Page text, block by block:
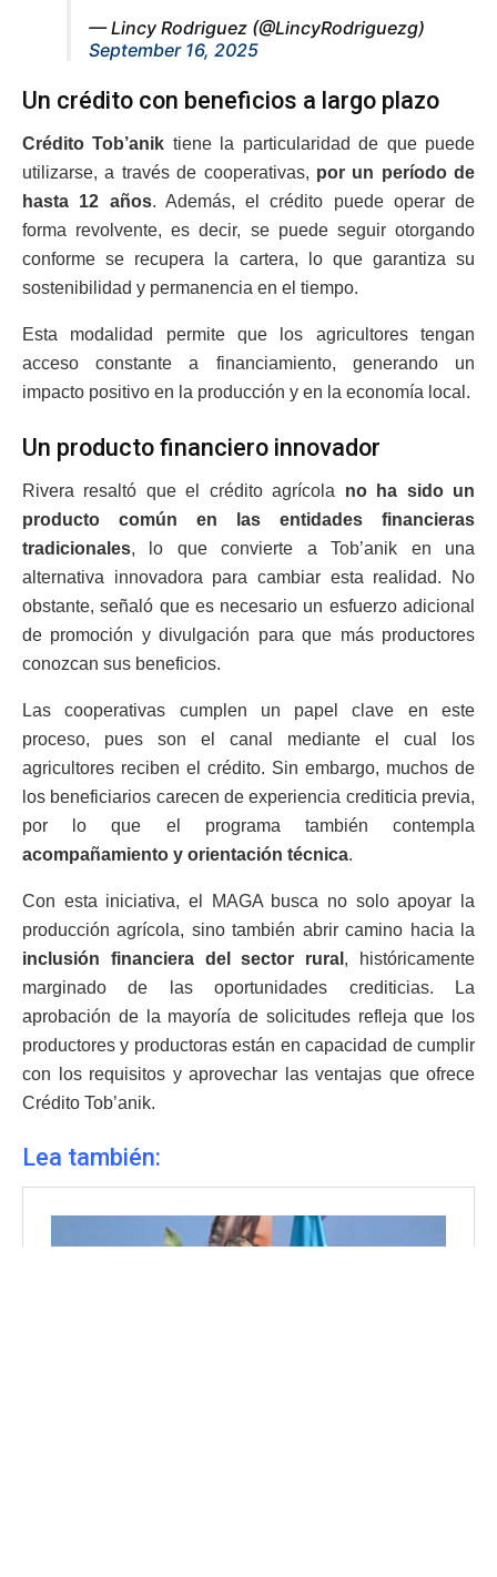
— Lincy Rodriguez (@LincyRodriguezg)
September 16, 2025
Un crédito con beneficios a largo plazo
CréditoTob’anik tiene la particularidad de que puede
utilizarse, a través de cooperativas, por un período de
hasta 12 años. Además, el crédito puede operar de
forma revolvente, es decir, se puede seguir otorgando
conforme se recupera la cartera, lo que garantiza su
sostenibilidad y permanencia en el tiempo.
Esta modalidad permite que los agricultores tengan
acceso constante a financiamiento, generando un
impacto positivo en la producción y en la economía local.
Un producto financiero innovador
Rivera resaltó que el crédito agrícola no ha sido un
producto común en las entidades financieras
tradicionales, lo que convierte a Tob’anik en una
alternativa innovadora para cambiar esta realidad. No
obstante, señaló que es necesario un esfuerzo adicional
de promoción y divulgación para que más productores
conozcan sus beneficios.
Las cooperativas cumplen un papel clave en este
proceso, pues son el canal mediante el cual los
agricultores reciben el crédito. Sin embargo, muchos de
los beneficiarios carecen de experiencia crediticia previa,
por lo que el programa también contempla
acompañamiento y orientación técnica.
Con esta iniciativa, el MAGA busca no solo apoyar la
producción agrícola, sino también abrir camino hacia la
inclusión financiera del sector rural , históricamente
marginado de las oportunidades crediticias. La
aprobación de la mayoría de solicitudes refleja que los
productores y productoras están en capacidad de cumplir
con los requisitos y aprovechar las ventajas que ofrece
Crédito Tob’anik.
Lea también: